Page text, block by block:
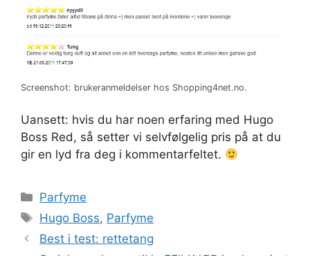
Screenshot: brukeranmeldelser hos Shopping4net.no.
Uansett: hvis du har noen erfaring med Hugo
Boss Red, så setter vi selvfølgelig pris på at du
gir en lyd fra deg i kommentarfeltet.
Kategorier
Parfyme
Stikkord
Hugo Boss, Parfyme
Best i test: rettetang